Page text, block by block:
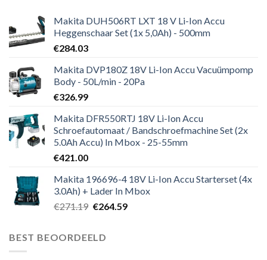
Makita DUH506RT LXT 18 V Li-Ion Accu
Heggenschaar Set (1x 5,0Ah) - 500mm
€284.03
Makita DVP180Z 18V Li-Ion Accu Vacuümpomp
Body - 50L/min - 20Pa
€326.99
Makita DFR550RTJ 18V Li-Ion Accu
Schroefautomaat / Bandschroefmachine Set (2x
5.0Ah Accu) In Mbox - 25-55mm
€421.00
Makita 196696-4 18V Li-Ion Accu Starterset (4x
3.0Ah) + Lader In Mbox
€271.19 Oorspronkelijke
€271.19.
€264.59Huidige
BEST BEOORDEELD